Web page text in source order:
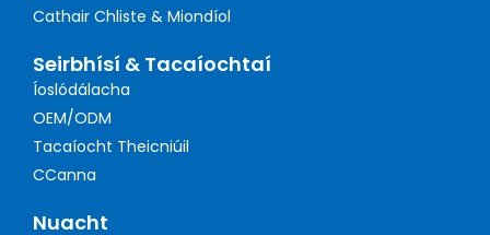
Cathair Chliste & Miondíol
Seirbhísí & Tacaíochtaí
Íoslódálacha
OEM/ODM
Tacaíocht Theicniúil
CCanna
Nuacht